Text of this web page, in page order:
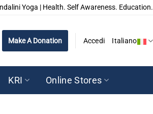
Yoga | Health. Self Awareness. Education.
Make A Donation Accedi Italiano
KRI Online Stores